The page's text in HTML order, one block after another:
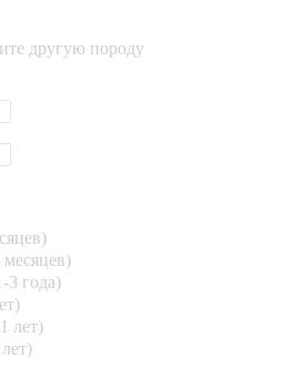
другую породу
3 года)
лет)